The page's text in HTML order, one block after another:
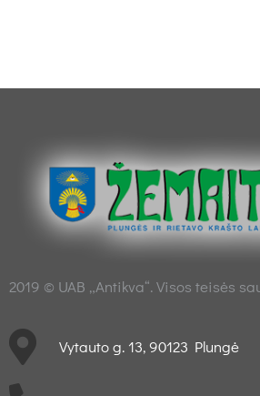
2019 © UAB „Antikva“. Visos teisės
Vytauto g. 13, 90123 Plungė